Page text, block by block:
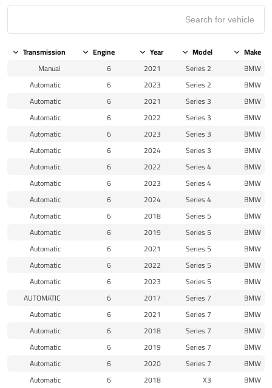
Make
Model
Year
Engine
Transmission
BMW
2 Series
2021
6
Manual
BMW
2 Series
2023
6
Automatic
BMW
3 Series
2021
6
Automatic
BMW
3 Series
2022
6
Automatic
BMW
3 Series
2023
6
Automatic
BMW
3 Series
2024
6
Automatic
BMW
4 Series
2022
6
Automatic
BMW
4 Series
2023
6
Automatic
BMW
4 Series
2024
6
Automatic
BMW
5 Series
2018
6
Automatic
BMW
5 Series
2019
6
Automatic
BMW
5 Series
2021
6
Automatic
BMW
5 Series
2022
6
Automatic
BMW
5 Series
2023
6
Automatic
BMW
7 Series
2017
6
AUTOMATIC
BMW
7 Series
2021
6
Automatic
BMW
7 Series
2018
6
Automatic
BMW
7 Series
2019
6
Automatic
BMW
7 Series
2020
6
Automatic
BMW
X3
2018
6
Automatic